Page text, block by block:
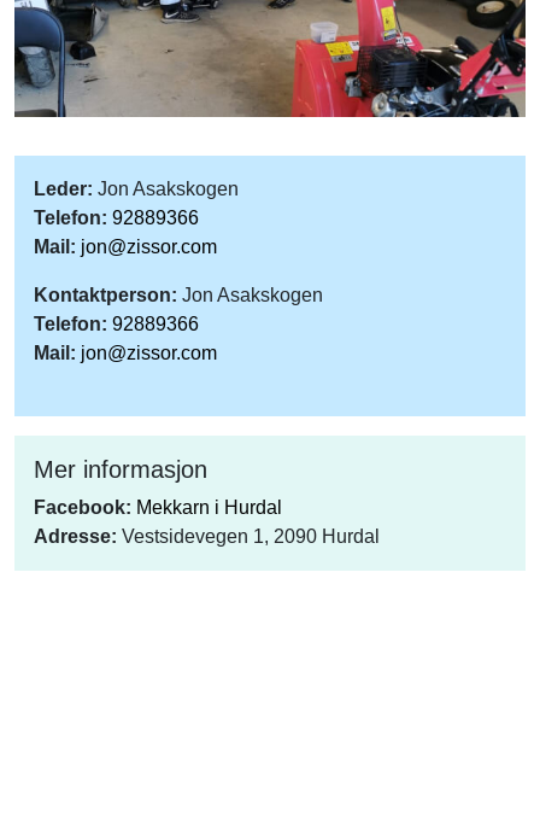
Leder: Jon Asakskogen
Telefon: 92889366
Mail: jon@zissor.com
Kontaktperson: Jon Asakskogen
Telefon: 92889366
Mail: jon@zissor.com
Mer informasjon
Facebook: Mekkarn i Hurdal
Adresse: Vestsidevegen 1, 2090 Hurdal